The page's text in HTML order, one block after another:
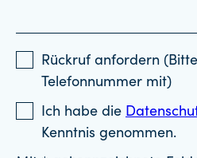
Rückruf anfordern
Telefonnummer mit)
Ich habe die
Kenntnis genommen.